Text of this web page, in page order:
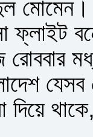
মোমেন।
ফ্লাইট
দিয়ে